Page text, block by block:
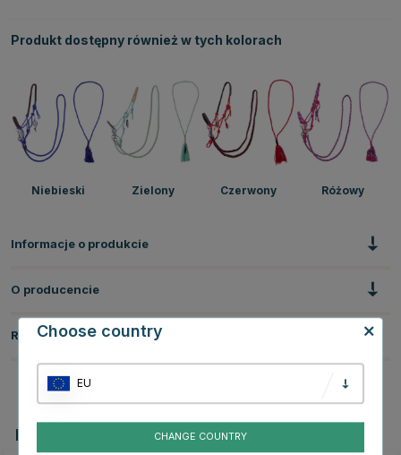
Produkt dostępny również w tych kolorach
Niebieski Zielony Czerwony Różowy
Informacje o produkcie
O producencie
Recenzje
Powiązane produkty
Choose country
EU
CHANGE COUNTRY